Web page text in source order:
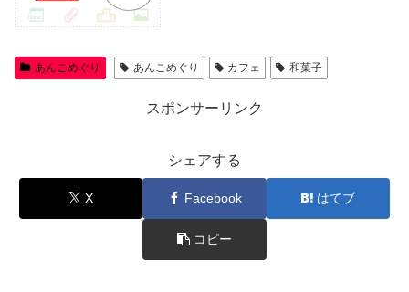
あんこめぐり あんこめぐり カフェ 和菓子
スポンサーリンク
シェアする
X Facebook はてブ
コピー